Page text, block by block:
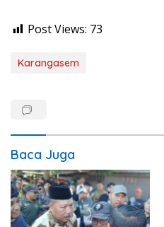
Post Views: 73
Karangasem
Baca Juga